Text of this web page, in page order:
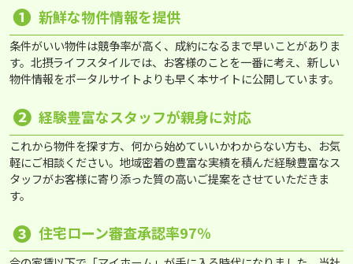
❶ 新鮮な物件情報を提供
条件がいい物件は競争率が高く、成約になるまで早いことがありま
す。北摂ライフスタイルでは、お客様のことを一番に考え、新しい
物件情報をポータルサイトよりも早く本サイトに公開しています。
❷ 経験豊富なスタッフが親身に対応
これから物件を探す方、何から始めていいかわからない方も、お気
軽にご相談ください。地域密着の豊富な実績を積んだ経験豊富なス
タッフがお客様に寄り添った質の高いご提案をさせていただきま
す。
❸ 住宅ローン審査承認率97％